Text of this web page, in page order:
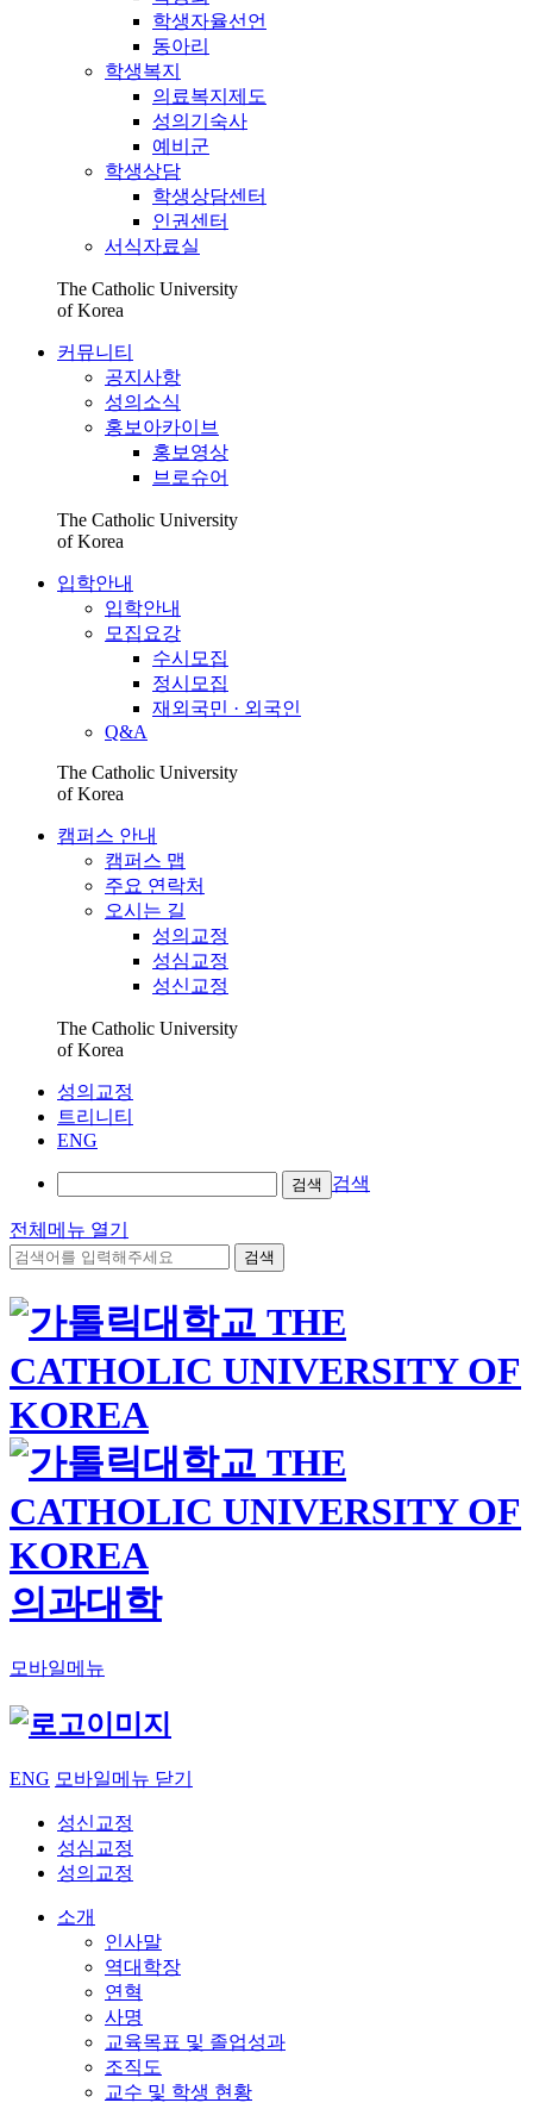
학생자율선언
동아리
학생복지
의료복지제도
성의기숙사
예비군
학생상담
학생상담센터
인권센터
서식자료실
The Catholic University
of Korea
커뮤니티
공지사항
성의소식
홍보아카이브
홍보영상
브로슈어
The Catholic University
of Korea
입학안내
입학안내
모집요강
수시모집
정시모집
재외국민 · 외국인
Q&A
The Catholic University
of Korea
캠퍼스 안내
캠퍼스 맵
주요 연락처
오시는 길
성의교정
성심교정
성신교정
The Catholic University
of Korea
성의교정
트리니티
ENG
검색 검색
전체메뉴 열기
검색
의과대학
모바일메뉴
ENG 모바일메뉴 닫기
성신교정
성심교정
성의교정
소개
인사말
역대학장
연혁
사명
교육목표 및 졸업성과
조직도
교수 및 학생 현황